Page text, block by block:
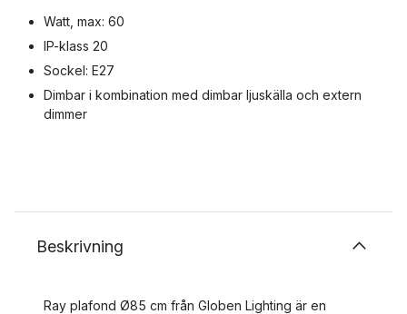
Watt, max: 60
IP-klass 20
Sockel: E27
Dimbar i kombination med dimbar ljuskälla och extern
dimmer
Beskrivning
Ray plafond Ø85 cm från Globen Lighting är en